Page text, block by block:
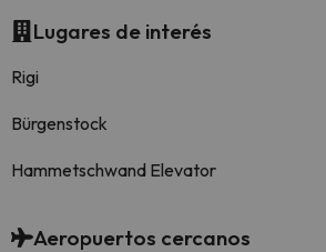
Lugares de interés
Rigi
Bürgenstock
Hammetschwand Elevator
Aeropuertos cercanos